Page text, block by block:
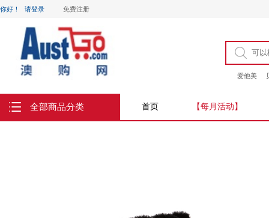
你好！ 请登录 免费注册
爱他美
全部商品分类 首页 【每月活动】